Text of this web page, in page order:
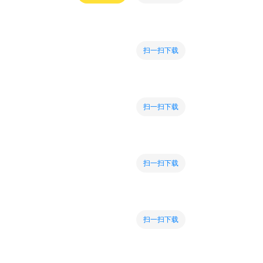
扫一扫下载
扫一扫下载
扫一扫下载
扫一扫下载